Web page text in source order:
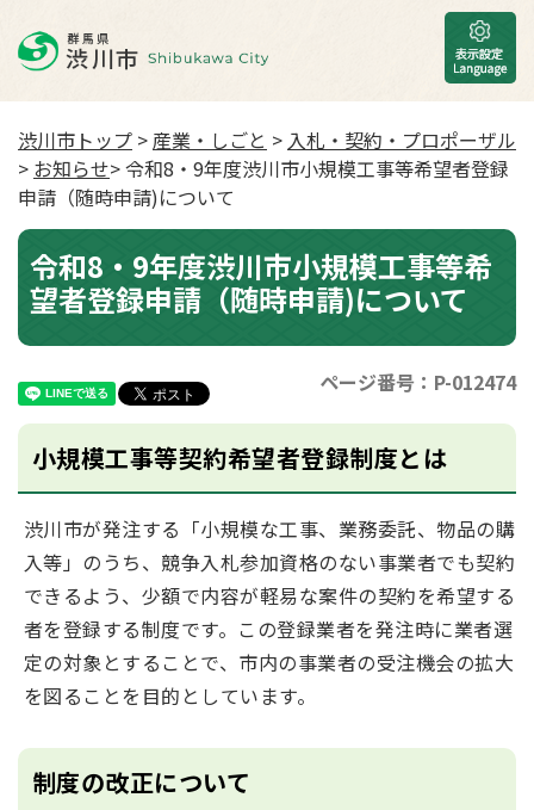
渋川市トップ >産業・しごと > 入札・契約・プロポーザル
> お知らせ> 令和8・9年度渋川市小規模工事等希望者登録
申請（随時申請)について
令和8・9年度渋川市小規模工事等希
望者登録申請（随時申請)について
ページ番号：P-012474
小規模工事等契約希望者登録制度とは
渋川市が発注する「小規模な工事、業務委託、物品の購
入等」のうち、競争入札参加資格のない事業者でも契約
できるよう、少額で内容が軽易な案件の契約を希望する
者を登録する制度です。この登録業者を発注時に業者選
定の対象とすることで、市内の事業者の受注機会の拡大
を図ることを目的としています。
制度の改正について